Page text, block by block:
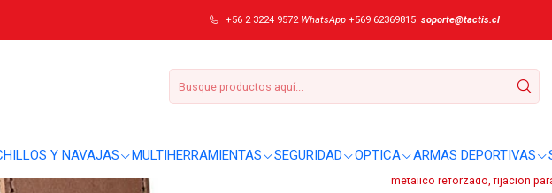
Y NAVAJAS MULTIHERRAMIENTAS SEGURIDAD OPTICA ARMAS DEPORTIVAS
+56 2 3224 9572 WhatsApp +569 62369815 soporte@tactis.cl
Estuche cuero Leatherman Heritage grande #832595
|
Estuche cuero
Estuche de transporte, 35 g
metálico reforzado, fijación